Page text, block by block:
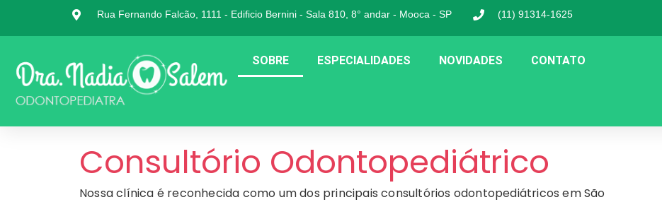
Rua Fernando Falcão, 1111 - Edificio Bernini - Sala 810, 8° andar - Mooca - SP (11) 91314-1625
SOBRE ESPECIALIDADES NOVIDADES CONTATO
Consultório Odontopediátrico
Nossa clínica é reconhecida como um dos principais consultórios odontopediátricos em São